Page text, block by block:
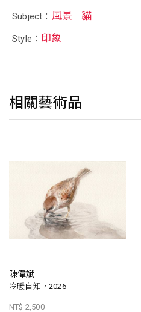
Subject： 風景 貓
Style： 印象
相關藝術品
陳偉斌
冷暖自知，2026
NT$ 2,500